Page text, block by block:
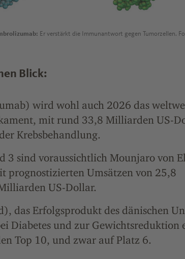
Er verstärkt die Immunantwort gegen Tumorzellen.
Blick:
wird wohl auch 2026 das
mit rund 33,8 Milliarden US-
Krebsbehandlung.
3 sind voraussichtlich Mounjaro von
prognostizierten Umsätzen von 25,8
US-Dollar.
das Erfolgsprodukt des dänischen
Diabetes und zur Gewichtsreduktion
Top 10, und zwar auf Platz 6.